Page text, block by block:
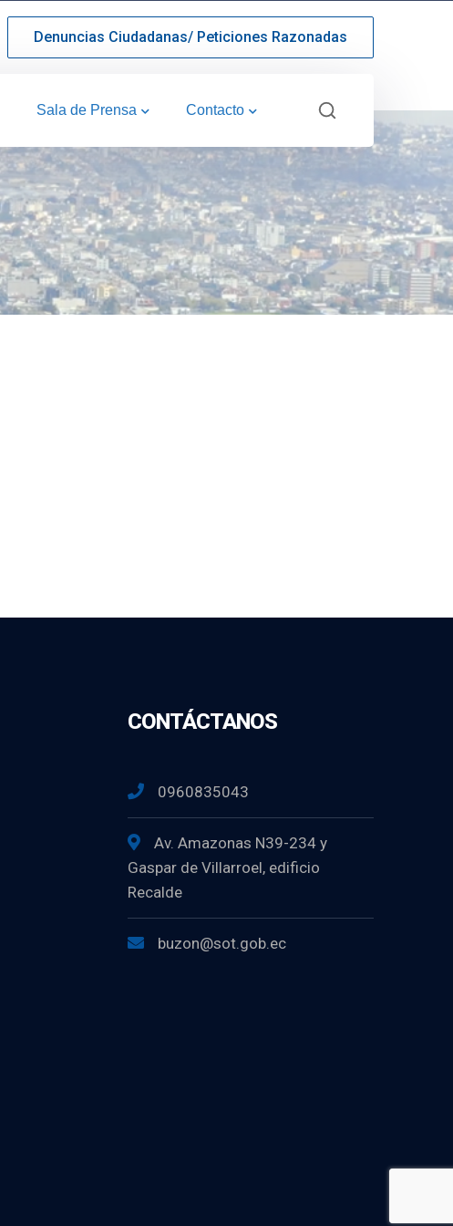
Denuncias Ciudadanas/ Peticiones Razonadas
Sala de Prensa Contacto
CONTÁCTANOS
0960835043
Av. Amazonas N39-234 y
Gaspar de Villarroel, edificio
Recalde
buzon@sot.gob.ec